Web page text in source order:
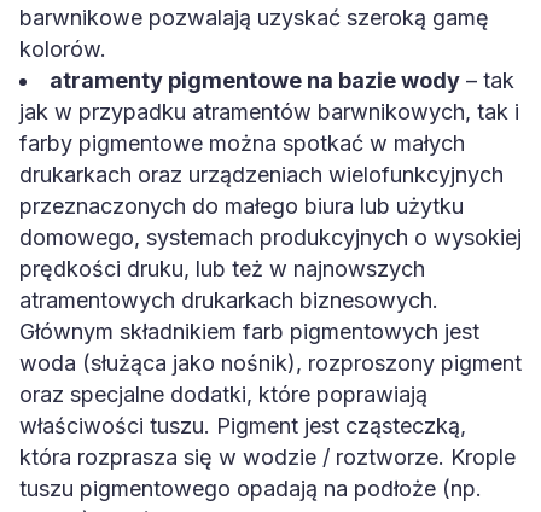
barwnikowe pozwalają uzyskać szeroką gamę
kolorów.
atramenty pigmentowe na bazie wody – tak
jak w przypadku atramentów barwnikowych, tak i
farby pigmentowe można spotkać w małych
drukarkach oraz urządzeniach wielofunkcyjnych
przeznaczonych do małego biura lub użytku
domowego, systemach produkcyjnych o wysokiej
prędkości druku, lub też w najnowszych
atramentowych drukarkach biznesowych.
Głównym składnikiem farb pigmentowych jest
woda (służąca jako nośnik), rozproszony pigment
oraz specjalne dodatki, które poprawiają
właściwości tuszu. Pigment jest cząsteczką,
która rozprasza się w wodzie / roztworze. Krople
tuszu pigmentowego opadają na podłoże (np.